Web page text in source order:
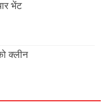
भेंट
क्लीन